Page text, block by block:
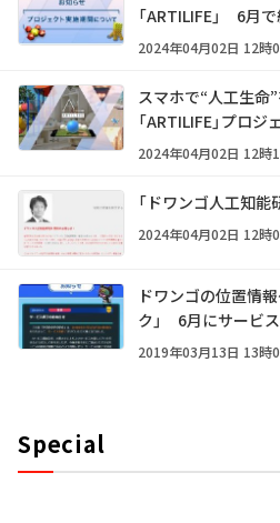
「ARTILIFE」 6月
2024年04月02日 12時
スマホで“人工生命
「ARTILIFE」プロジ
2024年04月02日 12時
「ドワンゴ人工知能
2024年04月02日 12時
ドワンゴの位置情
ク」 6月にサービ
2019年03月13日 13時
Special